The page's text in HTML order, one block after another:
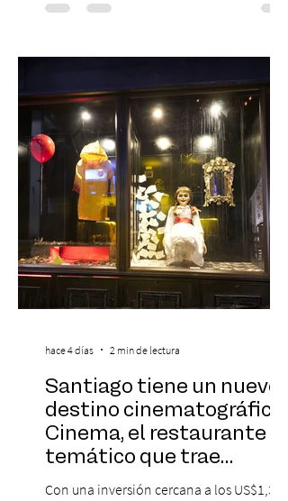
Día del Niño. El espectáculo Hollywood
de todos los tiempos en un concierto en
sinfónica en pleno, coro y una
sorprendente puesta en escena pensada
especialmente pa
Santiago tiene un nuevo
destino cinematográfico:
Cinema, el restaurante
temático que trae
Hollywood a Chile
Con una inversión cercana a los US$1,3
hace 4 días 2 min de lectura